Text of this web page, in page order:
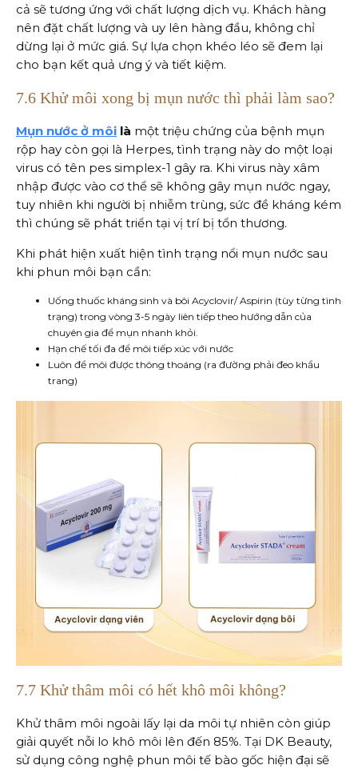
cả sẽ tương ứng với chất lượng dịch vụ. Khách hàng
nên đặt chất lượng và uy lên hàng đầu, không chỉ
dừng lại ở mức giá. Sự lựa chọn khéo léo sẽ đem lại
cho bạn kết quả ưng ý và tiết kiệm.
7.6 Khử môi xong bị mụn nước thì phải làm sao?
Mụn nước ở môi là một triệu chứng của bệnh mụn
rộp hay còn gọi là Herpes, tình trạng này do một loại
virus có tên pes simplex-1 gây ra. Khi virus này xâm
nhập được vào cơ thể sẽ không gây mụn nước ngay,
tuy nhiên khi người bị nhiễm trùng, sức đề kháng kém
thì chúng sẽ phát triển tại vị trí bị tổn thương.
Khi phát hiện xuất hiện tình trạng nổi mụn nước sau
khi phun môi bạn cần:
Uống thuốc kháng sinh và bôi Acyclovir/ Aspirin (tùy từng tình
trạng) trong vòng 3-5 ngày liên tiếp theo hướng dẫn của
chuyên gia để mụn nhanh khỏi.
Hạn chế tối đa để môi tiếp xúc với nước
Luôn để môi được thông thoáng (ra đường phải đeo khẩu
trang)
7.7 Khử thâm môi có hết khô môi không?
Khử thâm môi ngoài lấy lại da môi tự nhiên còn giúp
giải quyết nỗi lo khô môi lên đến 85%. Tại DK Beauty,
sử dụng công nghệ phun môi tế bào gốc hiện đại sẽ